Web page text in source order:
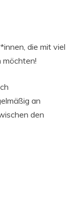
die mit viel
möchten!
an
den